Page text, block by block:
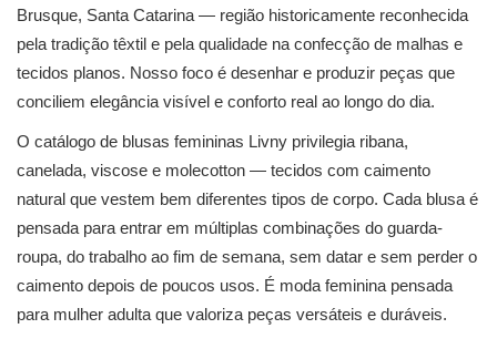
Brusque, Santa Catarina — região historicamente reconhecida
pela tradição têxtil e pela qualidade na confecção de malhas e
tecidos planos. Nosso foco é desenhar e produzir peças que
conciliem elegância visível e conforto real ao longo do dia.
O catálogo de blusas femininas Livny privilegia ribana,
canelada, viscose e molecotton — tecidos com caimento
natural que vestem bem diferentes tipos de corpo. Cada blusa é
pensada para entrar em múltiplas combinações do guarda-
roupa, do trabalho ao fim de semana, sem datar e sem perder o
caimento depois de poucos usos. É moda feminina pensada
para mulher adulta que valoriza peças versáteis e duráveis.